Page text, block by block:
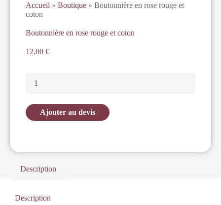
Accueil » Boutique » Boutonnière en rose rouge et
coton
Boutonnière en rose rouge et coton
12,00 €
Ajouter au devis
Description
Description